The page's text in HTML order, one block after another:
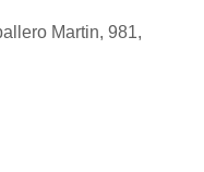
Martin, 981,